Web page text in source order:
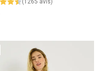
(1265 avis)